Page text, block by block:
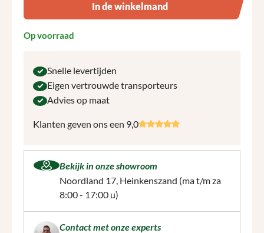
In de winkelmand
Op voorraad
Snelle levertijden
Eigen vertrouwde transporteurs
Advies op maat
Klanten geven ons een 9,0
Bekijk in onze showroom
Noordland 17, Heinkenszand (ma t/m za
8:00 - 17:00 u)
Contact met onze experts